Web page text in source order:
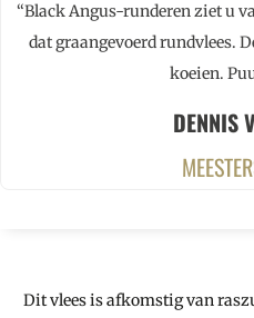
“Black Angus-runderen ziet u
dat graangevoerd rundvlees.
koeien.
DENNIS
Dit vlees is afkomstig van